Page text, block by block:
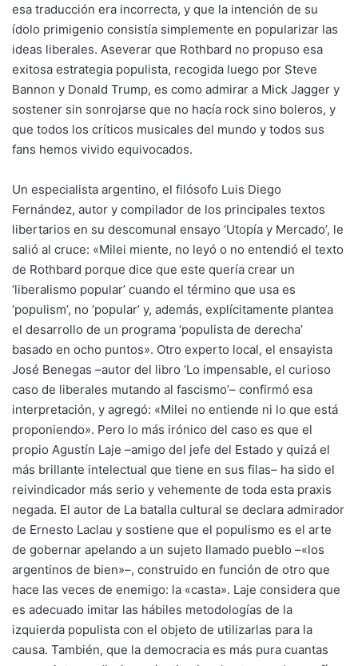
esa traducción era incorrecta, y que la intención de su
ídolo primigenio consistía simplemente en popularizar las
ideas liberales. Aseverar que Rothbard no propuso esa
exitosa estrategia populista, recogida luego por Steve
Bannon y Donald Trump, es como admirar a Mick Jagger y
sostener sin sonrojarse que no hacía rock sino boleros, y
que todos los críticos musicales del mundo y todos sus
fans hemos vivido equivocados.
Un especialista argentino, el filósofo Luis Diego
Fernández, autor y compilador de los principales textos
libertarios en su descomunal ensayo ‘Utopía y Mercado’, le
salió al cruce: «Milei miente, no leyó o no entendió el texto
de Rothbard porque dice que este quería crear un
‘liberalismo popular’ cuando el término que usa es
‘populism’, no ‘popular’ y, además, explícitamente plantea
el desarrollo de un programa ‘populista de derecha’
basado en ocho puntos». Otro experto local, el ensayista
José Benegas –autor del libro ‘Lo impensable, el curioso
caso de liberales mutando al fascismo’– confirmó esa
interpretación, y agregó: «Milei no entiende ni lo que está
proponiendo». Pero lo más irónico del caso es que el
propio Agustín Laje –amigo del jefe del Estado y quizá el
más brillante intelectual que tiene en sus filas– ha sido el
reivindicador más serio y vehemente de toda esta praxis
negada. El autor de La batalla cultural se declara admirador
de Ernesto Laclau y sostiene que el populismo es el arte
de gobernar apelando a un sujeto llamado pueblo –«los
argentinos de bien»–, construido en función de otro que
hace las veces de enemigo: la «casta». Laje considera que
es adecuado imitar las hábiles metodologías de la
izquierda populista con el objeto de utilizarlas para la
causa. También, que la democracia es más pura cuantas